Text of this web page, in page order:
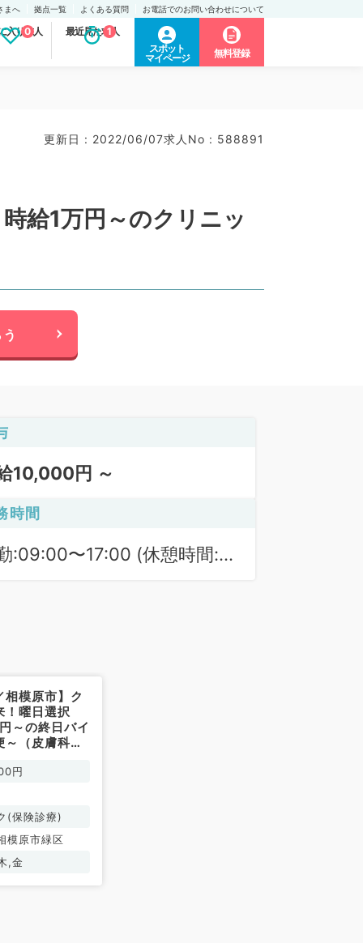
まへ 拠点一覧 よくある質問 お電話でのお問い合わせについて
入り求人
0 最近見た求人
1
スポット
マイページ
無料登録
更新日 : 2022/06/07求人No : 588891
給1万円～のクリニッ
10,000円 ～
時間
:09:00〜17:00 (休憩時間:
相模原市】ク
！曜日選択
～の終日バイ
（皮膚科／
円
(保険診療)
模原市緑区
,金